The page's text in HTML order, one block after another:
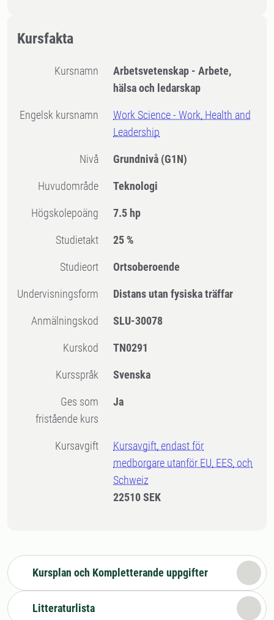
Kursfakta
Kursnamn
Arbetsvetenskap - Arbete,
hälsa och ledarskap
Engelsk kursnamn
Work Science - Work, Health and
Leadership
Nivå Grundnivå (G1N)
Huvudområde Teknologi
högskolepoäng 7.5 hp
Studietakt 25 %
Studieort Ortsoberoende
Undervisningsform Distans utan fysiska träffar
Anmälningskod SLU-30078
Kurskod TN0291
Kursspråk Svenska
Ges som
fristående kurs
Ja
Kursavgift
Kursavgift, endast för
medborgare utanför EU, EES, och
Schweiz
22510 SEK
Kursplan och Kompletterande uppgifter
Litteraturlista